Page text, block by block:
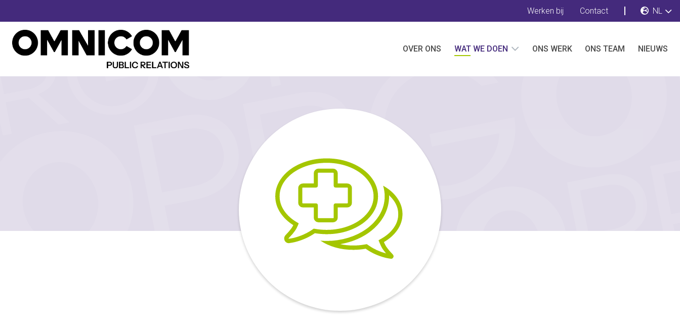
Werken bij Contact NL
OVER ONS WAT WE DOEN ONS WERK ONS TEAM NIEUWS